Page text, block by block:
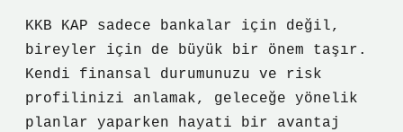
KKB KAP sadece bankalar için değil,
bireyler için de büyük bir önem taşır.
Kendi finansal durumunuzu ve risk
profilinizi anlamak, geleceğe yönelik
planlar yaparken hayati bir avantaj